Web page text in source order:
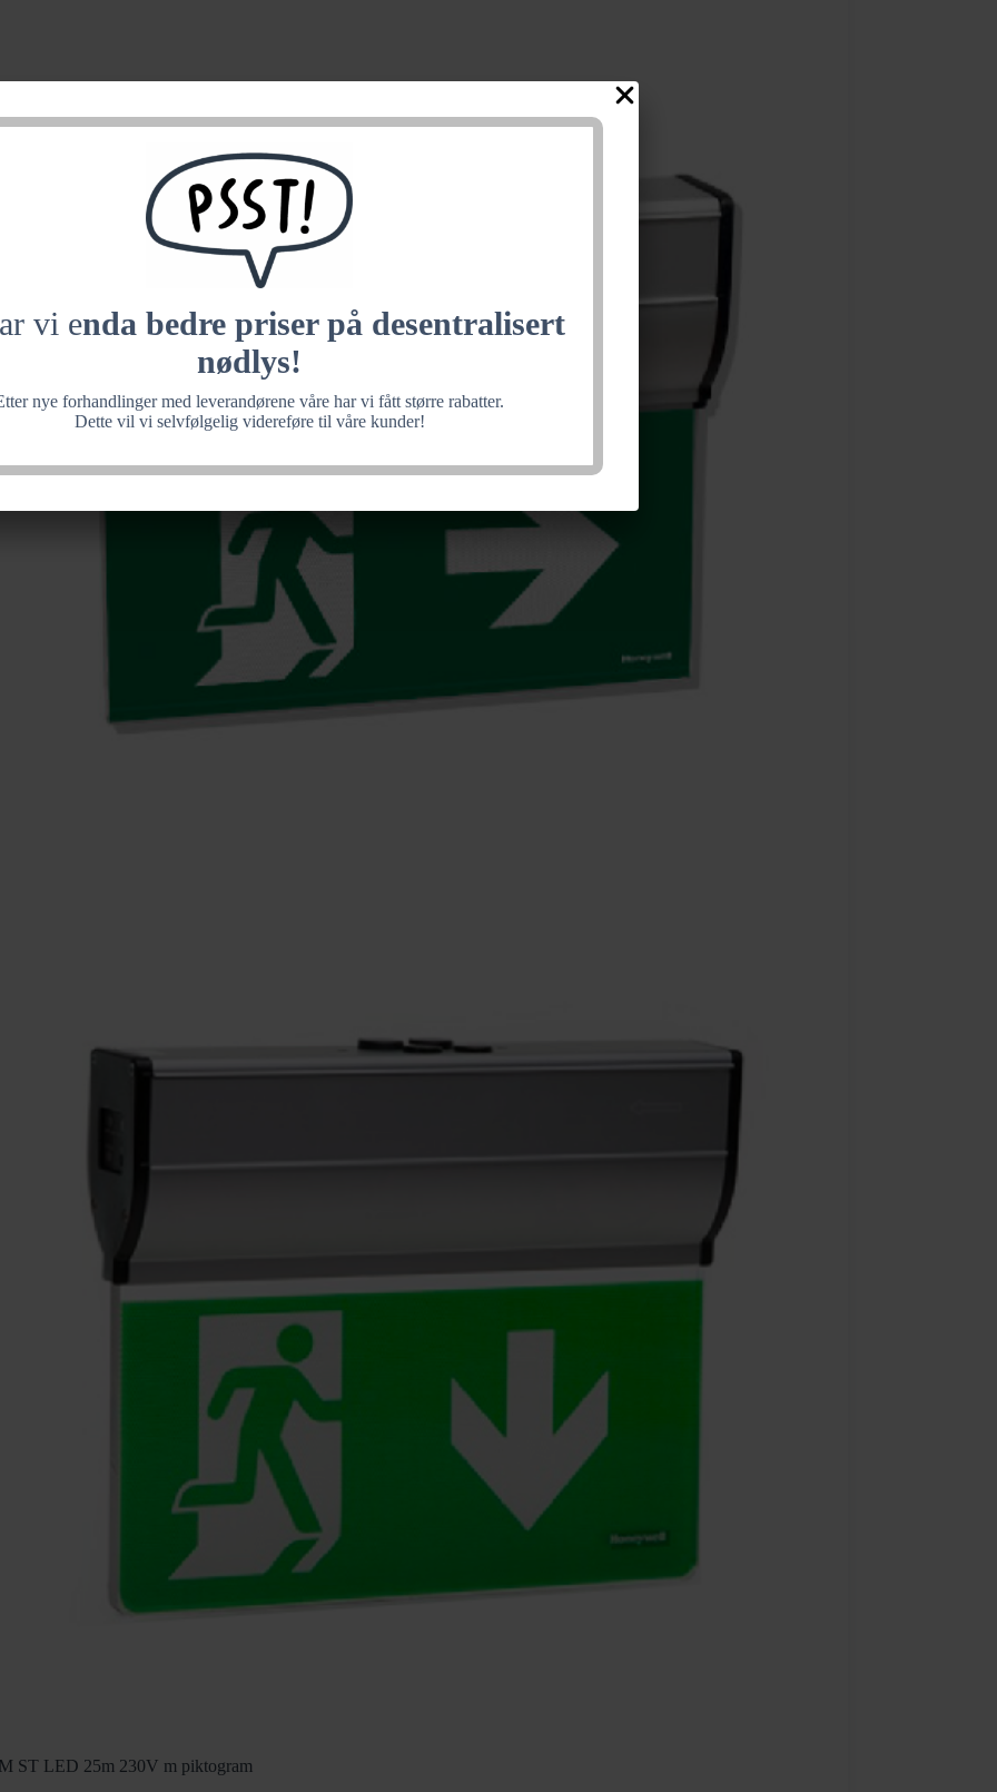
vi enda bedre priser på desentralisert
nødlys!
nye forhandlinger med leverandørene våre har vi fått større rabatter.
Dette vil vi selvfølgelig videreføre til våre kunder!
ST LED 25m 230V m piktogram